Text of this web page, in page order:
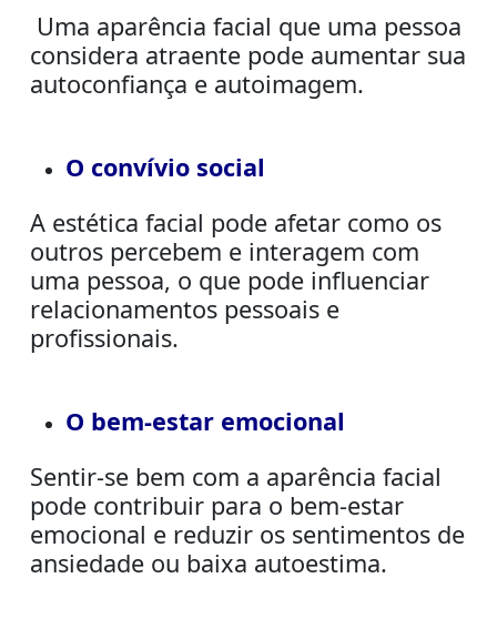
Uma aparência facial que uma pessoa
considera atraente pode aumentar sua
autoconfiança e autoimagem.
O convívio social
A estética facial pode afetar como os
outros percebem e interagem com
uma pessoa, o que pode influenciar
relacionamentos pessoais e
profissionais.
O bem-estar emocional
Sentir-se bem com a aparência facial
pode contribuir para o bem-estar
emocional e reduzir os sentimentos de
ansiedade ou baixa autoestima.